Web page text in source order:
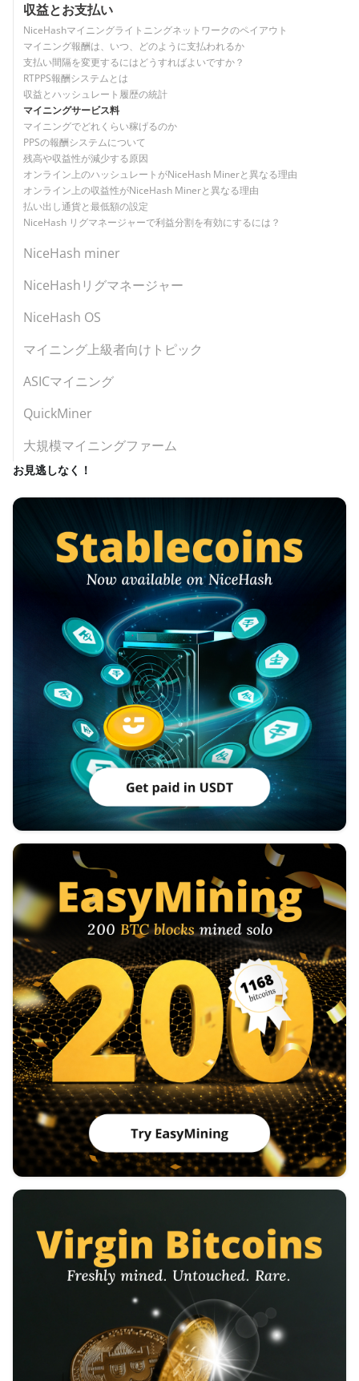
収益とお支払い
NiceHashマイニングライトニングネットワークのペイアウト
マイニング報酬は、いつ、どのように支払われるか
支払い間隔を変更するにはどうすればよいですか？
RTPPS報酬システムとは
収益とハッシュレート履歴の統計
マイニングサービス料
マイニングでどれくらい稼げるのか
PPSの報酬システムについて
残高や収益性が減少する原因
オンライン上のハッシュレートがNiceHash Minerと異なる理由
オンライン上の収益性がNiceHash Minerと異なる理由
払い出し通貨と最低額の設定
NiceHash リグマネージャーで利益分割を有効にするには？
NiceHash miner
NiceHashリグマネージャー
NiceHash OS
マイニング上級者向けトピック
ASICマイニング
QuickMiner
大規模マイニングファーム
お見逃しなく！